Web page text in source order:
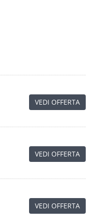
VEDI OFFERTA
VEDI OFFERTA
VEDI OFFERTA